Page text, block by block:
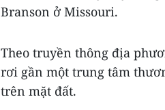
Branson ở Missouri.
Theo truyền thông địa
rơi gần một trung tâm
trên mặt đất.